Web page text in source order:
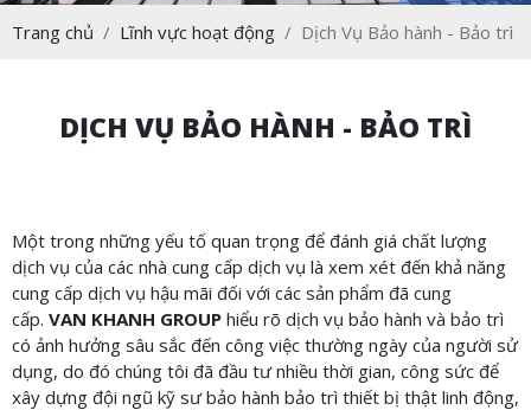
Trang chủ Lĩnh vực hoạt động Dịch Vụ Bảo hành - Bảo trì
DỊCH VỤ BẢO HÀNH - BẢO TRÌ
Một trong những yếu tố quan trọng để đánh giá chất lượng
dịch vụ của các nhà cung cấp dịch vụ là xem xét đến khả năng
cung cấp dịch vụ hậu mãi đối với các sản phẩm đã cung
cấp. VAN KHANH GROUP hiểu rõ dịch vụ bảo hành và bảo trì
có ảnh hưởng sâu sắc đến công việc thường ngày của người sử
dụng, do đó chúng tôi đã đầu tư nhiều thời gian, công sức để
xây dựng đội ngũ kỹ sư bảo hành bảo trì thiết bị thật linh động,